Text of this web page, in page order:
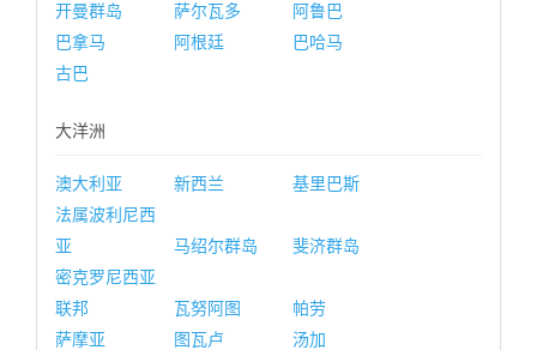
开曼群岛
萨尔瓦多
阿鲁巴
巴拿马
阿根廷
巴哈马
古巴
大洋洲
澳大利亚 新西兰
基里巴斯
法属波利尼西
亚
马绍尔群岛
斐济群岛
密克罗尼西亚
联邦
瓦努阿图
帕劳
萨摩亚
图瓦卢
汤加